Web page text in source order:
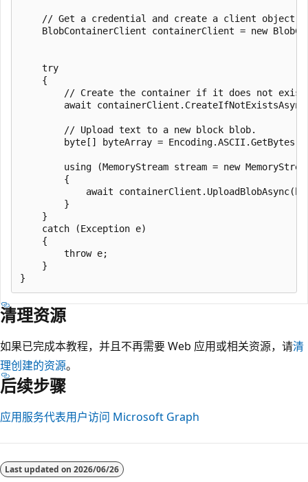
// Get a credential and create a client object
BlobContainerClient containerClient = new
    try
    {
// Create the container if it does not
await
        // Upload text to a new block blob.
byte[] byteArray =
using (MemoryStream stream = new
        {
await
        }
    }
    catch (Exception e)
    {
        throw e;
    }
清理资源
如果已完成本教程，并且不再需要 Web 应用或相关资源，请清
理创建的资源。
后续步骤
应用服务代表用户访问 Microsoft Graph
Last updated on 2026/06/26